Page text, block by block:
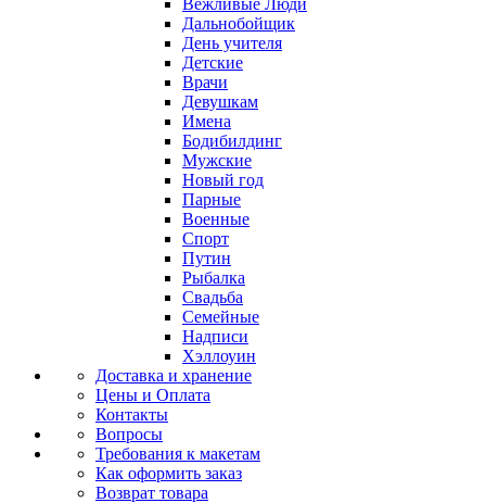
Дальнобойщик
День учителя
Детские
Врачи
Девушкам
Имена
Бодибилдинг
Мужские
Новый год
Парные
Военные
Спорт
Путин
Рыбалка
Свадьба
Семейные
Надписи
Хэллоуин
Доставка и хранение
Цены и Оплата
Контакты
Вопросы
Требования к макетам
Как оформить заказ
Возврат товара